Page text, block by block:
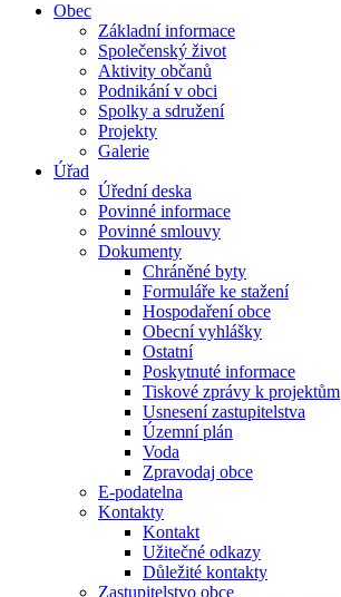
Obec
Základní informace
Společenský život
Aktivity občanů
Podnikání v obci
Spolky a sdružení
Projekty
Galerie
Úřad
Úřední deska
Povinné informace
Povinné smlouvy
Dokumenty
Chráněné byty
Formuláře ke stažení
Hospodaření obce
Obecní vyhlášky
Ostatní
Poskytnuté informace
Tiskové zprávy k projektům
Usnesení zastupitelstva
Územní plán
Voda
Zpravodaj obce
E-podatelna
Kontakty
Kontakt
Užitečné odkazy
Důležité kontakty
Zastupitelstvo obce